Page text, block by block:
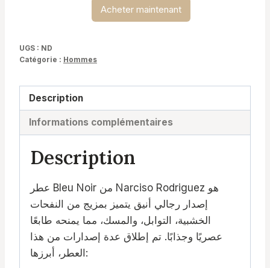
Noir-
Narciso
Acheter maintenant
UGS : ND
Catégorie : Hommes
Description
Informations complémentaires
Description
عطر Bleu Noir من Narciso Rodriguez هو
إصدار رجالي أنيق يتميز بمزيج من النفحات
الخشبية، التوابل، والمسك، مما يمنحه طابعًا
عصريًا وجذابًا. تم إطلاق عدة إصدارات من هذا
العطر، أبرزها: